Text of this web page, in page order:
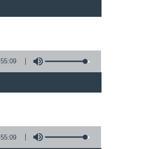
55:09
55:09